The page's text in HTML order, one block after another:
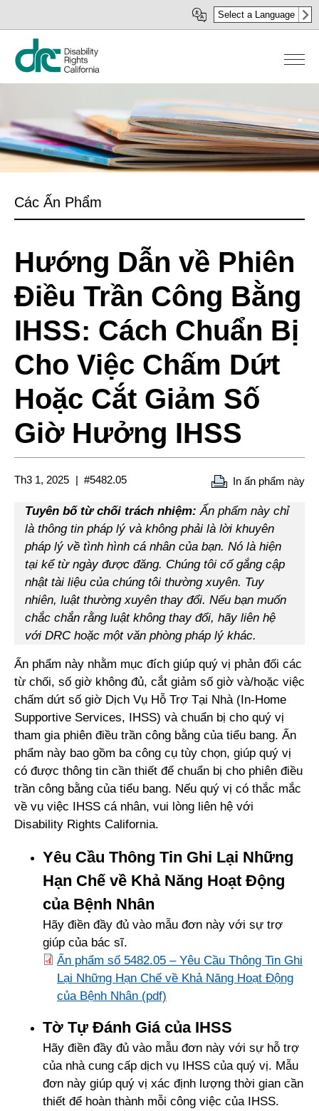
đến
dung
Select a Language
Các Ấn Phẩm
Hướng Dẫn về Phiên
Điều Trần Công Bằng
IHSS: Cách Chuẩn Bị
Cho Việc Chấm Dứt
Hoặc Cắt Giảm Số
Giờ Hưởng IHSS
Th3 1, 2025 #5482.05 In ấn phẩm này
Tuyên bố từ chối trách nhiệm: Ấn phẩm này chỉ
là thông tin pháp lý và không phải là lời khuyên
pháp lý về tình hình cá nhân của bạn. Nó là hiện
tại kể từ ngày được đăng. Chúng tôi cố gắng cập
nhật tài liệu của chúng tôi thường xuyên. Tuy
nhiên, luật thường xuyên thay đổi. Nếu bạn muốn
chắc chắn rằng luật không thay đổi, hãy liên hệ
với DRC hoặc một văn phòng pháp lý khác.
Ấn phẩm này nhằm mục đích giúp quý vị phản đối các
từ chối, số giờ không đủ, cắt giảm số giờ và/hoặc việc
chấm dứt số giờ Dịch Vụ Hỗ Trợ Tại Nhà (In-Home
Supportive Services, IHSS) và chuẩn bị cho quý vị
tham gia phiên điều trần công bằng của tiểu bang. Ấn
phẩm này bao gồm ba công cụ tùy chọn, giúp quý vị
có được thông tin cần thiết để chuẩn bị cho phiên điều
trần công bằng của tiểu bang. Nếu quý vị có thắc mắc
về vụ việc IHSS cá nhân, vui lòng liên hệ với
Disability Rights California.
Yêu Cầu Thông Tin Ghi Lại Những
Hạn Chế về Khả Năng Hoạt Động
của Bệnh Nhân
Hãy điền đầy đủ vào mẫu đơn này với sự trợ
giúp của bác sĩ.
Ấn phẩm số 5482.05 – Yêu Cầu Thông Tin Ghi
Lại Những Hạn Chế về Khả Năng Hoạt Động
của Bệnh Nhân (pdf)
Tờ Tự Đánh Giá của IHSS
Hãy điền đầy đủ vào mẫu đơn này với sự hỗ trợ
của nhà cung cấp dịch vụ IHSS của quý vị. Mẫu
đơn này giúp quý vị xác định lượng thời gian cần
thiết để hoàn thành mỗi công việc của IHSS.